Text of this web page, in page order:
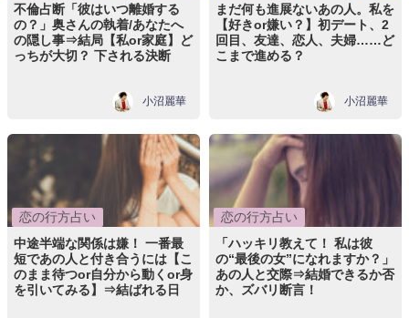
不倫占断「彼はいつ離婚する
の？」奥さんの執着/あなたへ
の隠し事⇒結局【私or家庭】ど
っちが大切？ 下される決断
小沼麗華
まだ何も進展ないあの人。私を
【好きor嫌い？】初デート、2
回目、友達、恋人、夫婦……ど
こまで進める？
小沼麗華
恋の行方占い
中途半端な関係は嫌！ 一番最
短であの人と付き合うには【こ
のまま待つor自分から動くor身
を引いてみる】⇒結ばれる日
恋の行方占い
「ハッキリ教えて！ 私は彼
の“最後の女”になれますか？」
あの人と交際⇒結婚できるか否
か、ズバリ断言！